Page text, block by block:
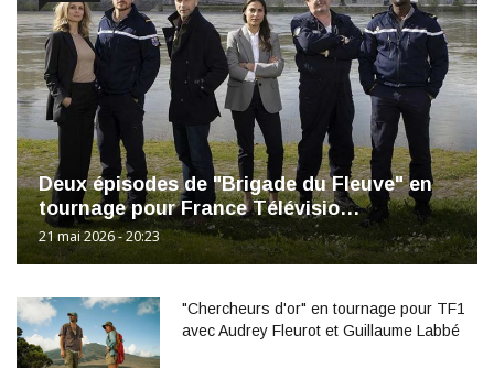
Deux épisodes de "Brigade du Fleuve" en
tournage pour France Télévisio…
21 mai 2026 - 20:23
"Chercheurs d'or" en tournage pour TF1
avec Audrey Fleurot et Guillaume Labbé